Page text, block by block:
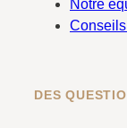
Notre
Conseils
DES